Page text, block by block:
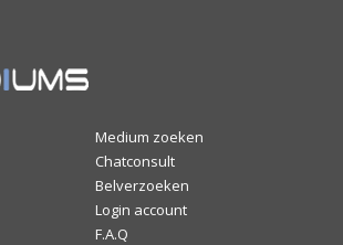
Medium zoeken
Chatconsult
Belverzoeken
Login account
F.A.Q